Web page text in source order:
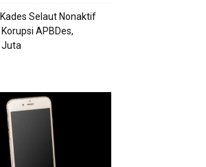
Selaut Nonaktif
APBDes,
Juta